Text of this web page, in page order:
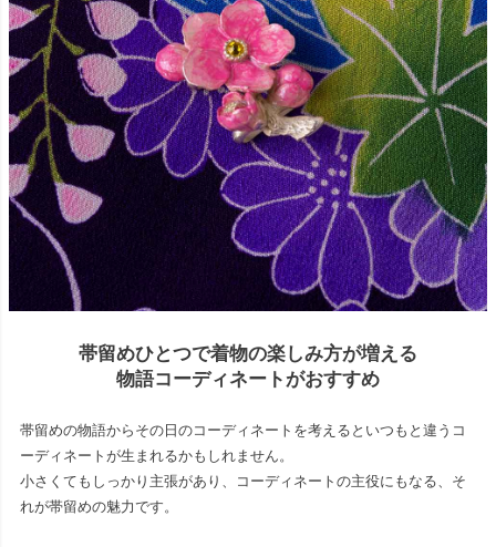
帯留めひとつで着物の楽しみ方が増える
物語コーディネートがおすすめ
帯留めの物語からその日のコーディネートを考えるといつもと違うコ
ーディネートが生まれるかもしれません。
小さくてもしっかり主張があり、コーディネートの主役にもなる、そ
れが帯留めの魅力です。